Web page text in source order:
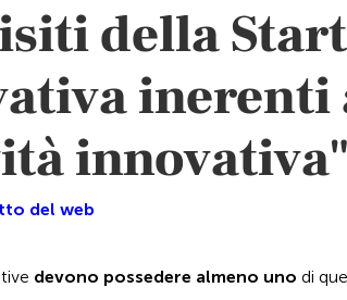
della
inerenti
innovativa"
del web
devono possedere almeno uno di